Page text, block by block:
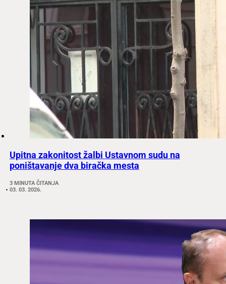
Upitna zakonitost žalbi Ustavnom sudu na
poništavanje dva biračka mesta
3 MINUTA ČITANJA
03. 03. 2026.